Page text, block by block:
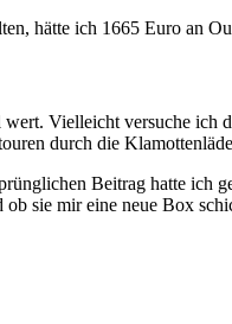
hätte ich 1665 Euro an
Vielleicht versuche ich
durch die
Beitrag hatte ich
sie mir eine neue Box